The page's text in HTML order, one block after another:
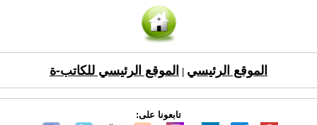
الموقع الرئيسي الموقع الرئيسي للكاتب-ة
تابعونا على: